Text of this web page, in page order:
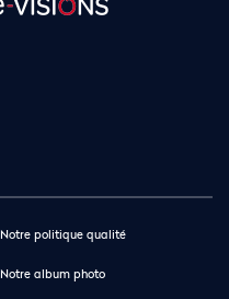
Notre politique qualité
Notre album photo